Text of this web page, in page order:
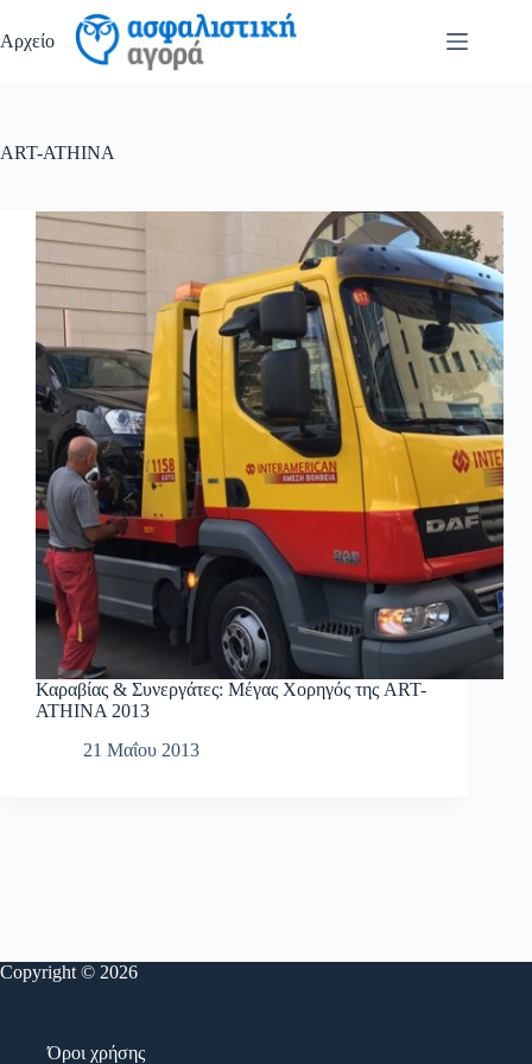
στο
περιεχόμενο
Αρχείο
ART-ATHINA
Καραβίας & Συνεργάτες: Μέγας Χορηγός της ART-
ATHINA 2013
21 Μαΐου 2013
Copyright © 2026
Όροι χρήσης